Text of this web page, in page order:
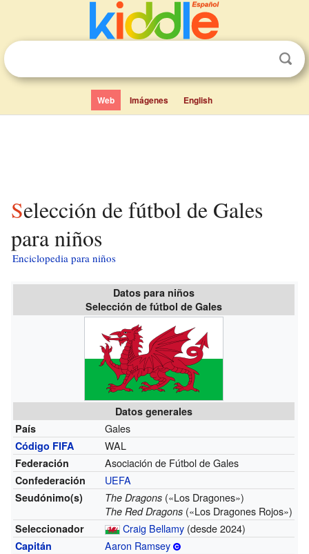
Web Imágenes English
Selección de fútbol de Gales
para niños
Enciclopedia para niños
Datos para niños
Selección de fútbol de Gales
Datos generales
País
Gales
Código FIFA WAL
Federación Asociación de Fútbol de Gales
Confederación UEFA
Seudónimo(s) The Dragons («Los Dragones»)
The Red Dragons («Los Dragones Rojos»)
Seleccionador Craig Bellamy (desde 2024)
Capitán Aaron Ramsey